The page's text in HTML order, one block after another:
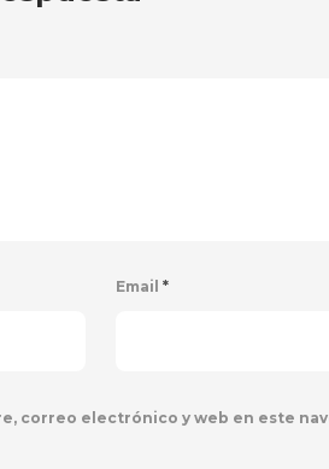
Email *
correo electrónico y web en este